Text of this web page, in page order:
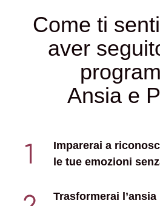
Come ti
aver
Ansia e
Imparerai a
le tue emozioni
Trasformerai l’ansia